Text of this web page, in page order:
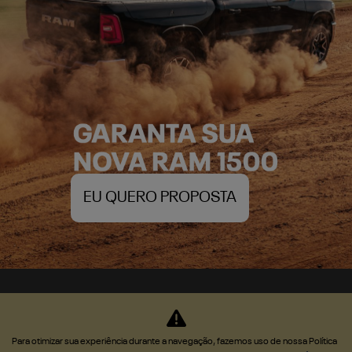
EU QUERO PROPOSTA
Para otimizar sua experiência durante a navegação, fazemos uso de nossa Política